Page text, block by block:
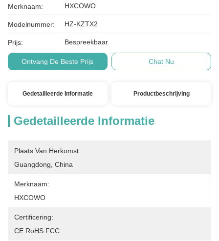
Merknaam: HXCOWO
Modelnummer: HZ-KZTX2
Prijs: Bespreekbaar
Ontvang De Beste Prijs Chat Nu
Gedetailleerde Informatie Productbeschrijving
Gedetailleerde Informatie
Plaats Van Herkomst:
Guangdong, China
Merknaam:
HXCOWO
Certificering:
CE RoHS FCC